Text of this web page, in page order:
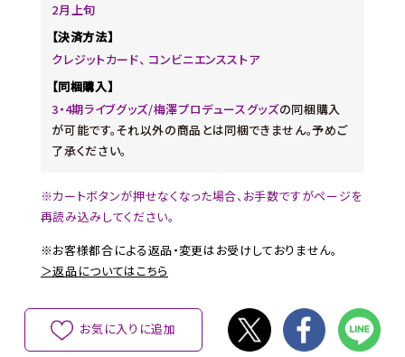
2月上旬
【決済方法】
クレジットカード、 コンビニエンスストア
【同梱購入】
3・4期ライブグッズ/梅澤プロデュースグッズの同梱購入
が可能です。それ以外の商品とは同梱できません。予めご
了承ください。
※カートボタンが押せなくなった場合、お手数ですがページを
再読み込みしてください。
※お客様都合による返品・変更はお受けしておりません。
＞返品についてはこちら
お気に入りに追加